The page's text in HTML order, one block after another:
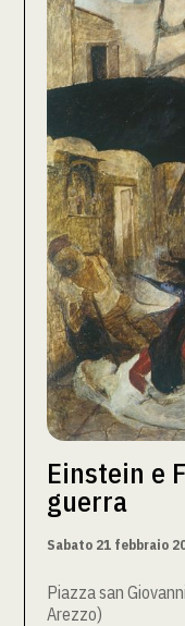
Einstein e
guerra
Sabato 21 febbraio
Piazza san
Arezzo)